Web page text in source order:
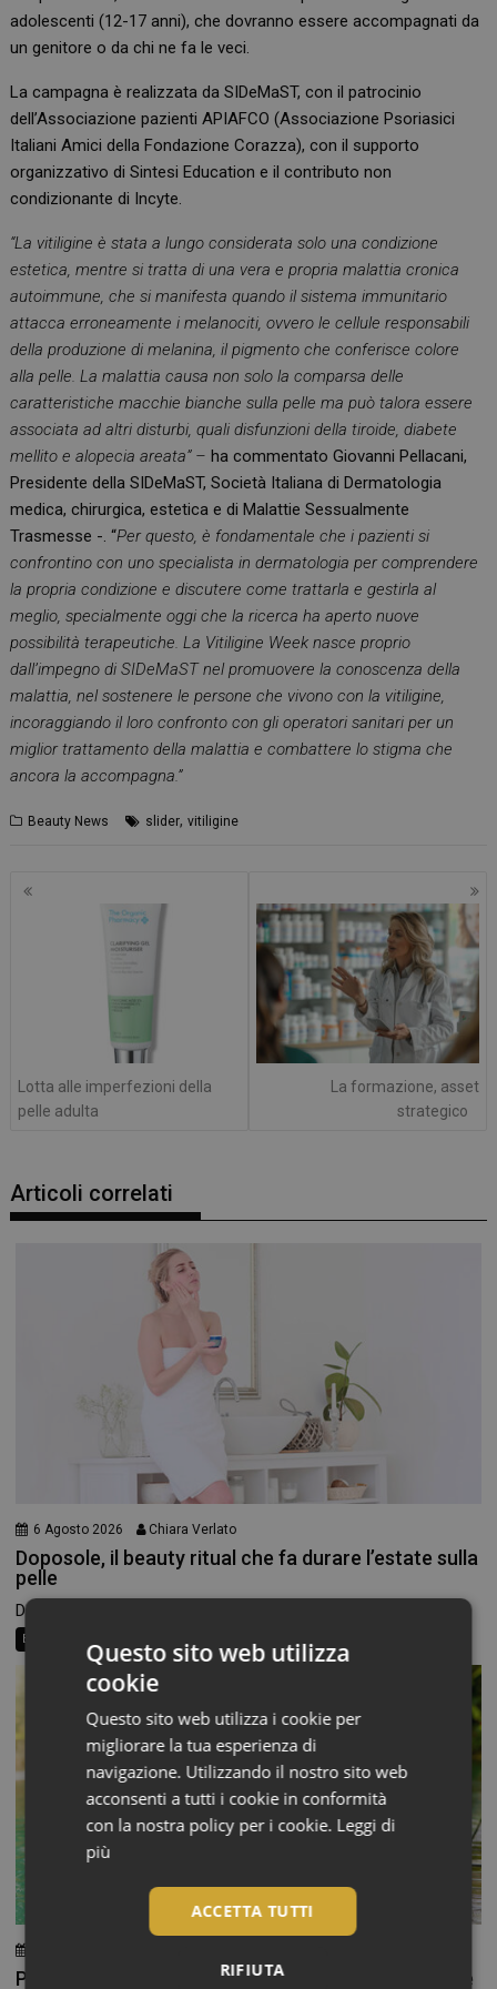
adolescenti (12-17 anni), che dovranno essere accompagnati da
un genitore o da chi ne fa le veci.
La campagna è realizzata da SIDeMaST, con il patrocinio
dell’Associazione pazienti APIAFCO (Associazione Psoriasici
Italiani Amici della Fondazione Corazza), con il supporto
organizzativo di Sintesi Education e il contributo non
condizionante di Incyte.
“La vitiligine è stata a lungo considerata solo una condizione
estetica, mentre si tratta di una vera e propria malattia cronica
autoimmune, che si manifesta quando il sistema immunitario
attacca erroneamente i melanociti, ovvero le cellule responsabili
della produzione di melanina, il pigmento che conferisce colore
alla pelle. La malattia causa non solo la comparsa delle
caratteristiche macchie bianche sulla pelle ma può talora essere
associata ad altri disturbi, quali disfunzioni della tiroide, diabete
mellito e alopecia areata” – ha commentato Giovanni Pellacani,
Presidente della SIDeMaST, Società Italiana di Dermatologia
medica, chirurgica, estetica e di Malattie Sessualmente
Trasmesse -. “Per questo, è fondamentale che i pazienti si
confrontino con uno specialista in dermatologia per comprendere
la propria condizione e discutere come trattarla e gestirla al
meglio, specialmente oggi che la ricerca ha aperto nuove
possibilità terapeutiche. La Vitiligine Week nasce proprio
dall’impegno di SIDeMaST nel promuovere la conoscenza della
malattia, nel sostenere le persone che vivono con la vitiligine,
incoraggiando il loro confronto con gli operatori sanitari per un
miglior trattamento della malattia e combattere lo stigma che
ancora la accompagna.”
Beauty News slider,vitiligine
Navigazione
Lotta alle imperfezioni della
pelle adulta
La formazione, asset
strategico
Articoli correlati
6 Agosto 2026 Chiara Verlato
Doposole, il beauty ritual che fa durare l’estate sulla
pelle
Dopo ore trascorse in spiaggia o all’aperto, la pelle...
Beauty News
Piedi morbidi e talloni levigati: la beauty routine che
Questo sito web utilizza
cookie
Questo sito web utilizza i cookie per
migliorare la tua esperienza di
navigazione. Utilizzando il nostro sito web
acconsenti a tutti i cookie in conformità
con la nostra policy per i cookie. Leggi di
più
ACCETTA TUTTI
RIFIUTA